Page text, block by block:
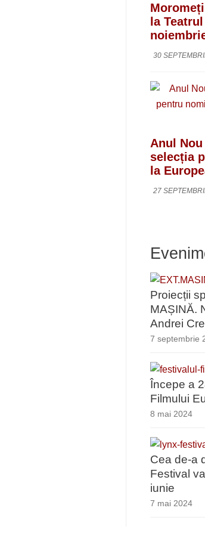
la
30
Anul
selecția
la
27
Proiecții
MAȘINĂ.
Andrei
7 septembrie
Începe a
Filmului
8 mai 2024
Cea de-a
Festival
iunie
7 mai 2024